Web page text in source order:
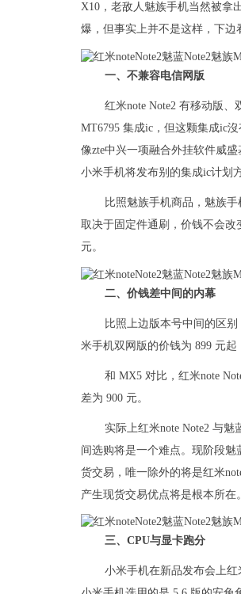
X10，老敌人魅族手机当然被拿
爆，但事实上并不是这样，下边
一、不兼容电信网版
红米note Note2 有移动版
MT6795 集成ic，但这颗集成ic
像zte中兴一项融合外挂软件威
小米手机将发布别的集成ic计划
比照魅族手机商品，魅族
取决于固定件通刷，价钱不会改
元。
二、价钱差中间的内幕
比照上边版本号中间的区
米手机双网版的价钱为 899 元起
和 MX5 对比，红米note
差为 900 元。
实际上红米note Note2 与
间选购将是一个难点。现阶段
货交易，唯一除外的将是红米
产生现货交易优点将是根本所在。
三、CPU与显卡跑分
小米手机在新品发布会上红